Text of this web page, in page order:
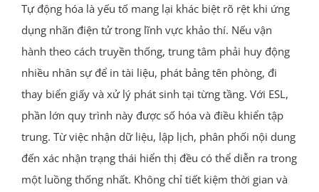
Tự động hóa là yếu tố mang lại khác biệt rõ rệt khi ứng
dụng nhãn điện tử trong lĩnh vực khảo thí. Nếu vận
hành theo cách truyền thống, trung tâm phải huy động
nhiều nhân sự để in tài liệu, phát bảng tên phòng, đi
thay biển giấy và xử lý phát sinh tại từng tầng. Với ESL,
phần lớn quy trình này được số hóa và điều khiển tập
trung. Từ việc nhận dữ liệu, lập lịch, phân phối nội dung
đến xác nhận trạng thái hiển thị đều có thể diễn ra trong
một luồng thống nhất. Không chỉ tiết kiệm thời gian và